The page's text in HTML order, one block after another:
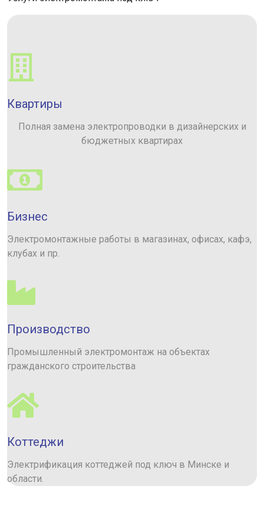
Квартиры
Полная замена электропроводки в дизайнерских и
бюджетных квартирах
Бизнес
Электромонтажные работы в магазинах, офисах, кафэ,
клубах и пр.
Производство
Промышленный электромонтаж на объектах
гражданского строительства
Коттеджи
Электрификация коттеджей под ключ в Минске и
области.